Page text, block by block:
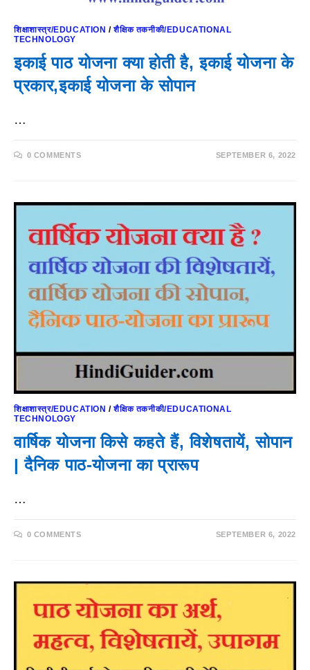
शिक्षाशास्त्र/EDUCATION /शैक्षिक तकनीकी/EDUCATIONAL
TECHNOLOGY
इकाई पाठ योजना क्या होती है, इकाई योजना के
प्रकार,इकाई योजना के सोपान
…
0 COMMENTS SEPTEMBER 6, 2022
शिक्षाशास्त्र/EDUCATION /शैक्षिक तकनीकी/EDUCATIONAL
TECHNOLOGY
वार्षिक योजना किसे कहते हैं, विशेषतायें, सोपान
| दैनिक पाठ-योजना का प्रारूप
…
0 COMMENTS SEPTEMBER 6, 2022